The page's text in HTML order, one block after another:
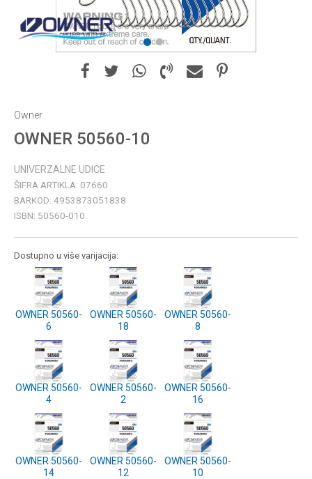
1 2
Owner
OWNER 50560-10
UNIVERZALNE UDICE
ŠIFRA ARTIKLA: 07660
BARKOD: 4953873051838
ISBN: 50560-010
Dostupno u više varijacija:
OWNER 50560-
6
OWNER 50560-
18
OWNER 50560-
8
OWNER 50560-
4
OWNER 50560-
2
OWNER 50560-
16
OWNER 50560-
14
OWNER 50560-
12
OWNER 50560-
10